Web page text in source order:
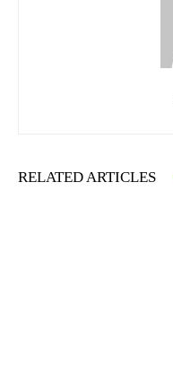
RELATED ARTICLES